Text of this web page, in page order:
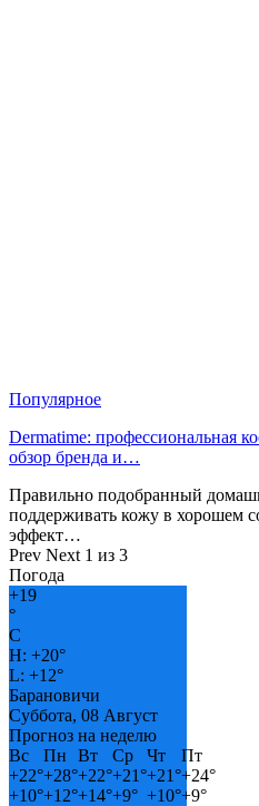
Популярное
Dermatime: профессиональная
обзор бренда и…
Правильно подобранный
поддерживать кожу в хорошем
эффект…
Prev Next 1 из 3
Погода
+19
°
C
H: +20°
L: +12°
Барановичи
Суббота, 08 Август
Прогноз на неделю
Вс
Пн Вт Ср Чт
Пт
+22°+28°+22°+21°+21°+24°
+10°+12°+14°+9° +10°+9°